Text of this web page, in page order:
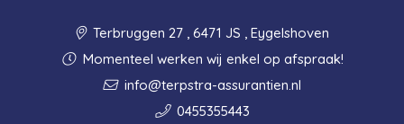
Terbruggen 27 , 6471 JS , Eygelshoven
Momenteel werken wij enkel op afspraak!
info@terpstra-assurantien.nl
0455355443